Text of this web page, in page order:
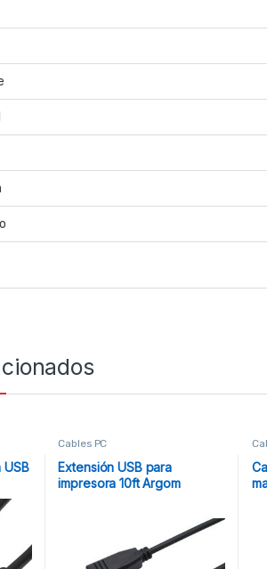
USB
Cables PC
Extensión USB para
impresora 10ft Argom